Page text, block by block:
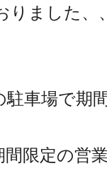
りました、
車場で期
限定の営業